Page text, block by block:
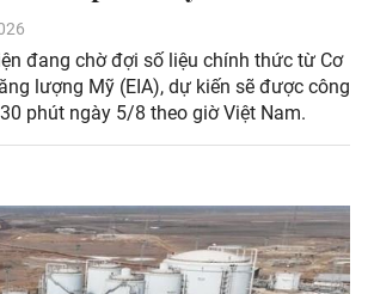
đang chờ đợi số liệu chính thức từ Cơ
lượng Mỹ (EIA), dự kiến sẽ được công
phút ngày 5/8 theo giờ Việt Nam.